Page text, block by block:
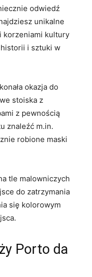
odwiedź
unikalne
korzeniami kultury
i sztuki w
okazja do
stoiska z
z pewnością​
znaleźć m.in.
robione maski
tle malowniczych
do zatrzymania
się kolorowym
Porto da